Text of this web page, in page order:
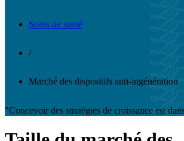
Soins de santé
/
Marché des dispositifs anti-ingénération
"Concevoir des stratégies de croissance est